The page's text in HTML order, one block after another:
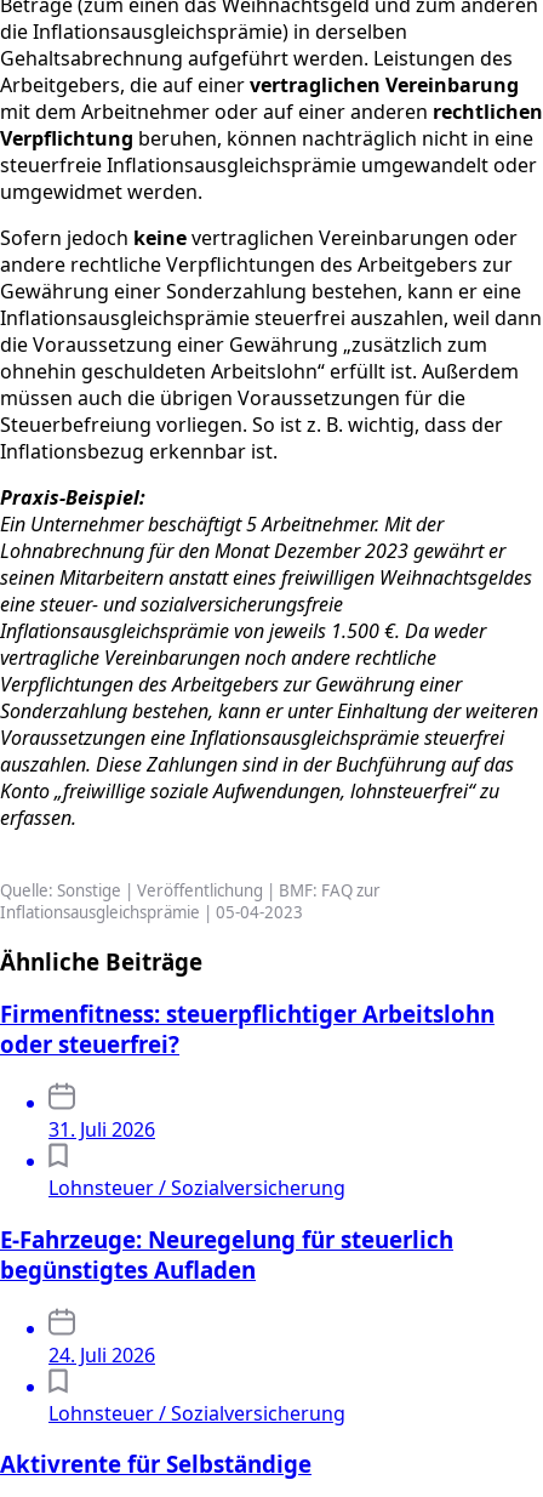
die Inflationsausgleichsprämie) in derselben
Gehaltsabrechnung aufgeführt werden. Leistungen des
Arbeitgebers, die auf einervertraglichen Vereinbarung
mit dem Arbeitnehmer oder auf einer anderen rechtlichen
Verpflichtung beruhen, können nachträglich nicht in eine
steuerfreie Inflationsausgleichsprämie umgewandelt oder
umgewidmet werden.
Sofern jedoch keinevertraglichen Vereinbarungen oder
andere rechtliche Verpflichtungen des Arbeitgebers zur
Gewährung einer Sonderzahlung bestehen, kann er eine
Inflationsausgleichsprämie steuerfrei auszahlen, weil dann
die Voraussetzung einer Gewährung „zusätzlich zum
ohnehin geschuldeten Arbeitslohn“ erfüllt ist. Außerdem
müssen auch die übrigen Voraussetzungen für die
Steuerbefreiung vorliegen. So ist z. B. wichtig, dass der
Inflationsbezug erkennbar ist.
Praxis-Beispiel:
Ein Unternehmer beschäftigt 5 Arbeitnehmer. Mit der
Lohnabrechnung für den Monat Dezember 2023 gewährt er
seinen Mitarbeitern anstatt eines freiwilligen Weihnachtsgeldes
eine steuer- und sozialversicherungsfreie
Inflationsausgleichsprämie von jeweils 1.500 €. Da weder
vertragliche Vereinbarungen noch andere rechtliche
Verpflichtungen des Arbeitgebers zur Gewährung einer
Sonderzahlung bestehen, kann er unter Einhaltung der weiteren
Voraussetzungen eine Inflationsausgleichsprämie steuerfrei
auszahlen. Diese Zahlungen sind in der Buchführung auf das
Konto „freiwillige soziale Aufwendungen, lohnsteuerfrei“ zu
erfassen.
Quelle: Sonstige | Veröffentlichung | BMF: FAQ zur
Inflationsausgleichsprämie | 05-04-2023
Ähnliche Beiträge
Firmenfitness: steuerpflichtiger Arbeitslohn
oder steuerfrei?
31. Juli 2026
Lohnsteuer / Sozialversicherung
E-Fahrzeuge: Neuregelung für steuerlich
begünstigtes Aufladen
24. Juli 2026
Lohnsteuer / Sozialversicherung
Aktivrente für Selbständige